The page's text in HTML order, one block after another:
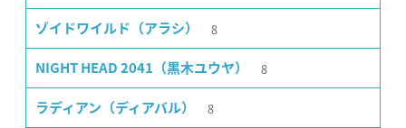
ゾイドワイルド（アラシ） 8
NIGHT HEAD 2041（黒木ユウヤ） 8
ラディアン（ディアバル） 8